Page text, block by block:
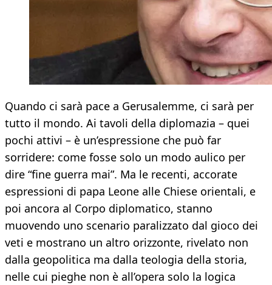
Quando ci sarà pace a Gerusalemme, ci sarà per
tutto il mondo. Ai tavoli della diplomazia – quei
pochi attivi – è un’espressione che può far
sorridere: come fosse solo un modo aulico per
dire “fine guerra mai”. Ma le recenti, accorate
espressioni di papa Leone alle Chiese orientali, e
poi ancora al Corpo diplomatico, stanno
muovendo uno scenario paralizzato dal gioco dei
veti e mostrano un altro orizzonte, rivelato non
dalla geopolitica ma dalla teologia della storia,
nelle cui pieghe non è all’opera solo la logica